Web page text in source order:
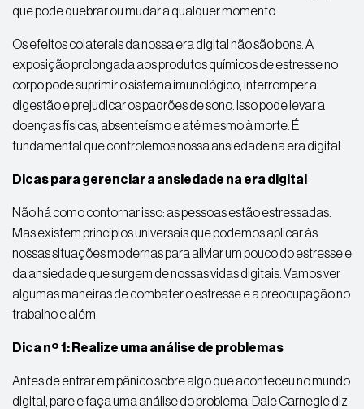
que pode quebrar ou mudar a qualquer momento.
Os efeitos colaterais da nossa era digital não são bons. A
exposição prolongada aos produtos químicos de estresse no
corpo pode suprimir o sistema imunológico, interromper a
digestão e prejudicar os padrões de sono. Isso pode levar a
doenças físicas, absenteísmo e até mesmo à morte. É
fundamental que controlemos nossa ansiedade na era digital.
Dicas para gerenciar a ansiedade na era digital
Não há como contornar isso: as pessoas estão estressadas.
Mas existem princípios universais que podemos aplicar às
nossas situações modernas para aliviar um pouco do estresse e
da ansiedade que surgem de nossas vidas digitais. Vamos ver
algumas maneiras de combater o estresse e a preocupação no
trabalho e além.
Dica nº 1: Realize uma análise de problemas
Antes de entrar em pânico sobre algo que aconteceu no mundo
digital, pare e faça uma análise do problema. Dale Carnegie diz